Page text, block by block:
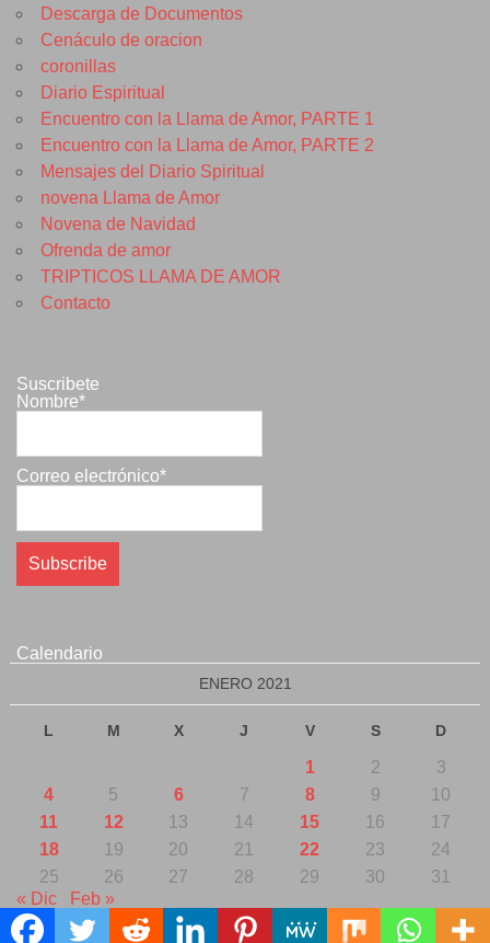
Descarga de Documentos
Cenáculo de oracion
coronillas
Diario Espiritual
Encuentro con la Llama de Amor, PARTE 1
Encuentro con la Llama de Amor, PARTE 2
Mensajes del Diario Spiritual
novena Llama de Amor
Novena de Navidad
Ofrenda de amor
TRIPTICOS LLAMA DE AMOR
Contacto
Suscribete
Nombre*
Correo electrónico*
Calendario
ENERO 2021
L M X J V S D
1 2
3
4
5 6 7 8 9
10
11
12 13 14 15 16
17
18
19 20 21 22 23
24
25
26 27 28 29 30
31
« Dic
Feb »